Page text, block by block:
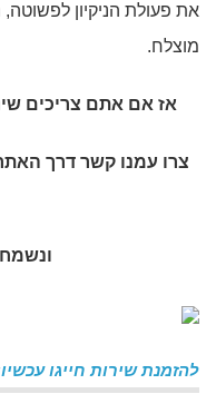
את פעולת הניקיון
מוצלח.
אז אם אתם צריכים
להזמנת שירות חייגו עכשיו: 055-925-